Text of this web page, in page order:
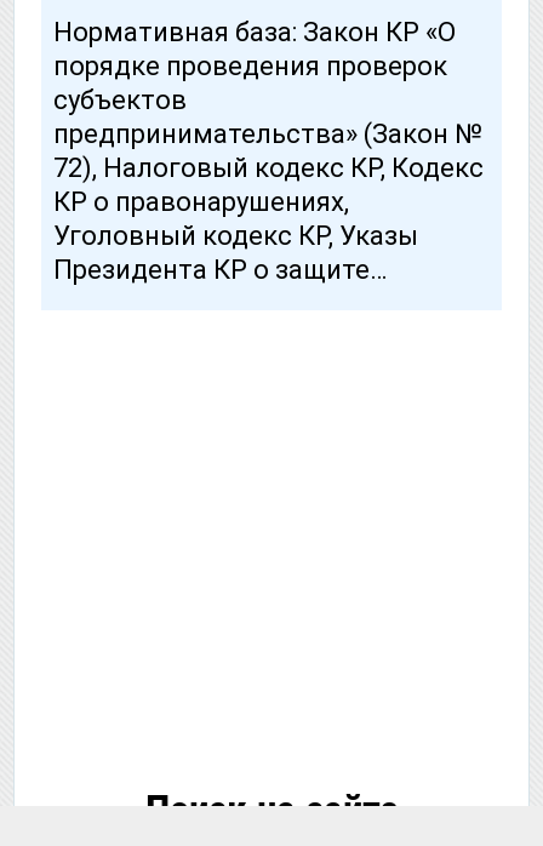
Нормативная база: Закон КР «О
порядке проведения проверок
субъектов
предпринимательства» (Закон №
72), Налоговый кодекс КР, Кодекс
КР о правонарушениях,
Уголовный кодекс КР, Указы
Президента КР о защите…
Поиск на сайте